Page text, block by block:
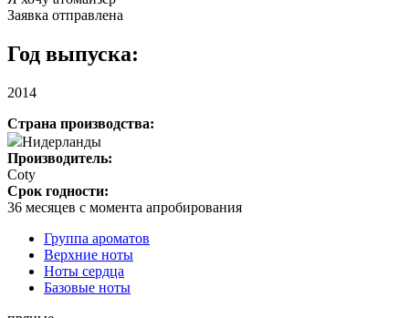
Заявка отправлена
Год выпуска:
2014
Страна производства:
Нидерланды
Производитель:
Coty
Срок годности:
36 месяцев с момента апробирования
Группа ароматов
Верхние ноты
Ноты сердца
Базовые ноты